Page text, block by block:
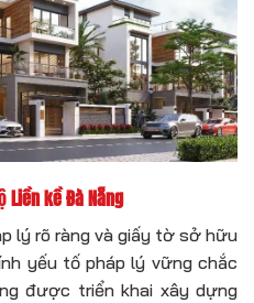
Liền kề Đà Nẵng
lý rõ ràng và giấy tờ sở hữu
yếu tố pháp lý vững chắc
được triển khai xây dựng